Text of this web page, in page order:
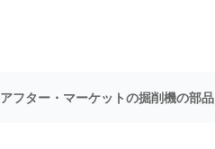
アフター・マーケットの掘削機の部品